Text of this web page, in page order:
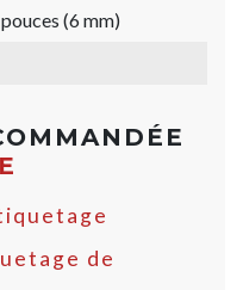
(6 mm)
de